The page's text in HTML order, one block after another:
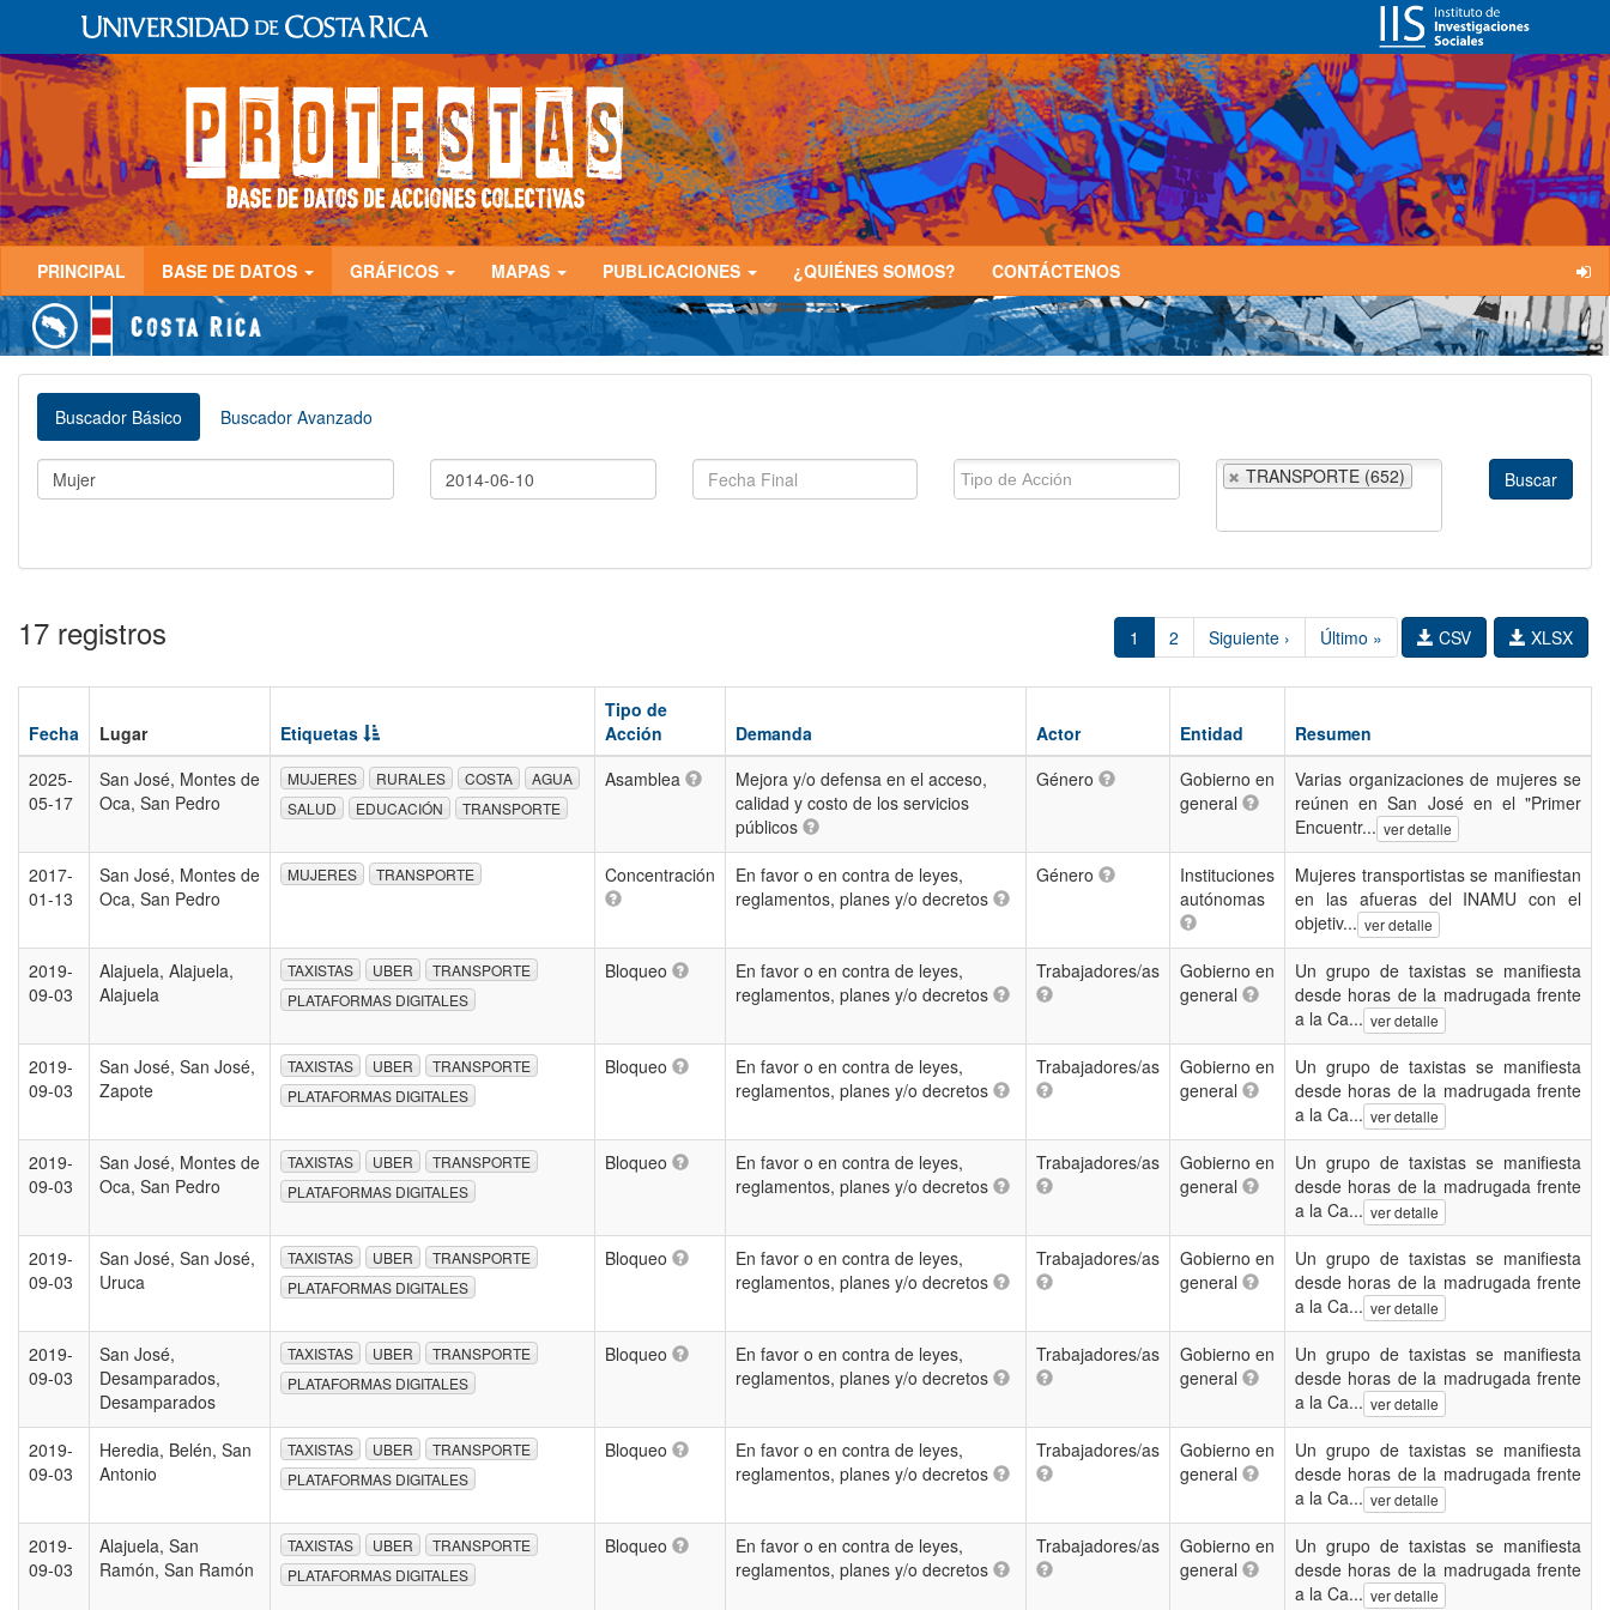
PRINCIPAL BASE DE DATOS GRÁFICOS MAPAS PUBLICACIONES ¿QUIÉNES SOMOS? CONTÁCTENOS
Buscador Básico Buscador Avanzado
TRANSPORTE (652)
17 registros 1 2 Siguiente › Último » XLSX
CSV
Fecha Lugar Etiquetas
Tipo de
Acción
Demanda Actor Entidad
Resumen
2025-
05-17
San José, Montes de
Oca, San Pedro
MUJERES RURALES COSTA
AGUA
SALUD
EDUCACIÓN TRANSPORTE
Asamblea
Mejora y/o defensa en el acceso,
calidad y costo de los servicios
públicos
Género
Gobierno en
general
Varias organizaciones de mujeres se
reúnen en San José en el "Primer
Encuentr... ver detalle
2017-
01-13
San José, Montes de
Oca, San Pedro
MUJERES TRANSPORTE Concentración
En favor o en contra de leyes,
reglamentos, planes y/o decretos
Género
Instituciones
autónomas
Mujeres transportistas se manifiestan
en las afueras del INAMU con el
objetiv... ver detalle
2019-
09-03
Alajuela, Alajuela,
Alajuela
TAXISTAS UBER
TRANSPORTE
PLATAFORMAS DIGITALES
Bloqueo
En favor o en contra de leyes,
reglamentos, planes y/o decretos
Trabajadores/as
Gobierno en
general
Un grupo de taxistas se manifiesta
desde horas de la madrugada frente
a la Ca... ver detalle
2019-
09-03
San José, San José,
Zapote
TAXISTAS UBER
TRANSPORTE
PLATAFORMAS DIGITALES
Bloqueo
En favor o en contra de leyes,
reglamentos, planes y/o decretos
Trabajadores/as
Gobierno en
general
Un grupo de taxistas se manifiesta
desde horas de la madrugada frente
a la Ca... ver detalle
2019-
09-03
San José, Montes de
Oca, San Pedro
TAXISTAS UBER
TRANSPORTE
PLATAFORMAS DIGITALES
Bloqueo
En favor o en contra de leyes,
reglamentos, planes y/o decretos
Trabajadores/as
Gobierno en
general
Un grupo de taxistas se manifiesta
desde horas de la madrugada frente
a la Ca... ver detalle
2019-
09-03
San José, San José,
Uruca
TAXISTAS UBER
TRANSPORTE
PLATAFORMAS DIGITALES
Bloqueo
En favor o en contra de leyes,
reglamentos, planes y/o decretos
Trabajadores/as
Gobierno en
general
Un grupo de taxistas se manifiesta
desde horas de la madrugada frente
a la Ca... ver detalle
2019-
09-03
San José,
Desamparados,
Desamparados
TAXISTAS UBER
TRANSPORTE
PLATAFORMAS DIGITALES
Bloqueo
En favor o en contra de leyes,
reglamentos, planes y/o decretos
Trabajadores/as
Gobierno en
general
Un grupo de taxistas se manifiesta
desde horas de la madrugada frente
a la Ca... ver detalle
2019-
09-03
Heredia, Belén, San
Antonio
TAXISTAS UBER
TRANSPORTE
PLATAFORMAS DIGITALES
Bloqueo
En favor o en contra de leyes,
reglamentos, planes y/o decretos
Trabajadores/as
Gobierno en
general
Un grupo de taxistas se manifiesta
desde horas de la madrugada frente
a la Ca... ver detalle
2019-
09-03
Alajuela, San
Ramón, San Ramón
TAXISTAS UBER
TRANSPORTE
PLATAFORMAS DIGITALES
Bloqueo
En favor o en contra de leyes,
reglamentos, planes y/o decretos
Trabajadores/as
Gobierno en
general
Un grupo de taxistas se manifiesta
desde horas de la madrugada frente
a la Ca... ver detalle